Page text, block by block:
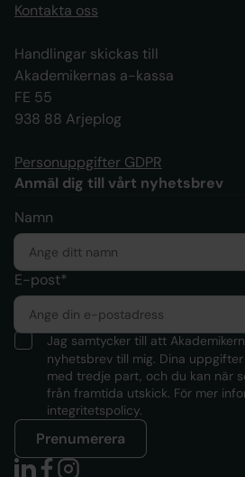
Kontakta oss
Handlingar skickas till
Akademikernas a-kassa
FE 55
938 88 Arjeplog
Personuppgifter GDPR
Anmäl dig till vårt nyhetsbrev
Namn
E-post*
Jag samtycker till att
nyhetsbrev till mig. Dina
med tredje part, och du kan när
från framtida utskick. För mer
integritetspolicy.
Prenumerera